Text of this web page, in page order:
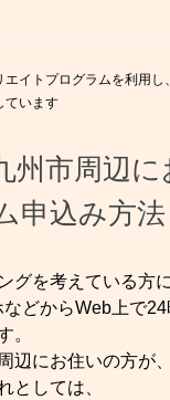
エイトプログラムを利用
ています
州市周辺
申込み方法
グを考えている方
どからWeb上で
。
辺にお住いの方が
としては、